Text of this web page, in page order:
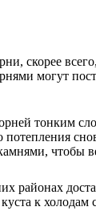
скорее
могут
тонким
чтобы
районах
к холодам